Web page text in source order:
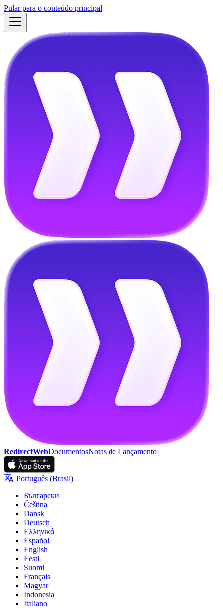
Pular para o conteúdo principal
RedirectWebDocumentosNotas de Lançamento
Português (Brasil)
Български
Čeština
Dansk
Deutsch
Ελληνικά
Español
English
Eesti
Suomi
Français
Magyar
Indonesia
Italiano